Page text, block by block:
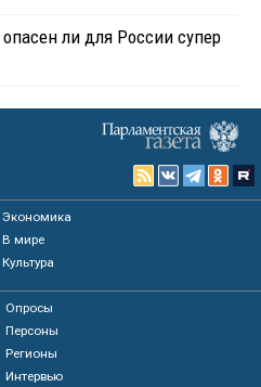
ли для России супер
Экономика
В мире
Культура
Опросы
Персоны
Регионы
Интервью